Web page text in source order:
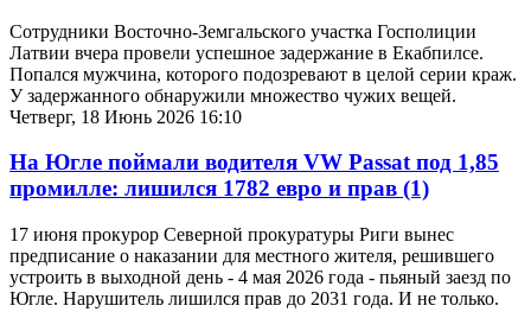
Cотрудники Восточно-Земгальского участка Госполиции
Латвии вчера провели успешное задержание в Екабпилсе.
Попался мужчина, которого подозревают в целой серии краж.
У задержанного обнаружили множество чужих вещей.
Четверг, 18 Июнь 2026 16:10
На Югле поймали водителя VW Passat под 1,85
промилле: лишился 1782 евро и прав (1)
17 июня прокурор Северной прокуратуры Риги вынес
предписание о наказании для местного жителя, решившего
устроить в выходной день - 4 мая 2026 года - пьяный заезд по
Югле. Нарушитель лишился прав до 2031 года. И не только.